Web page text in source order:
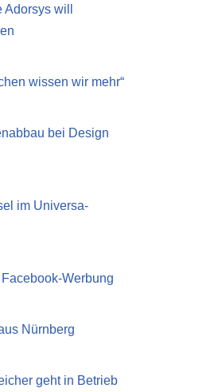
will
wissen wir mehr“
bei Design
im Universa-
Werbung
Nürnberg
geht in Betrieb